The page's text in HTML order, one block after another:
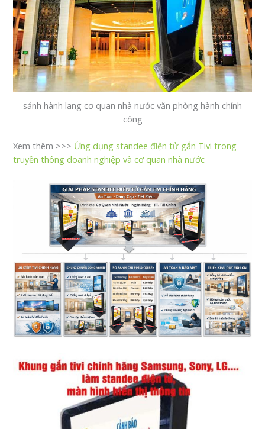
sảnh hành lang cơ quan nhà nước văn phòng hành chính
công
Xem thêm >>> Ứng dụng standee điện tử gắn Tivi trong
truyền thông doanh nghiệp và cơ quan nhà nước